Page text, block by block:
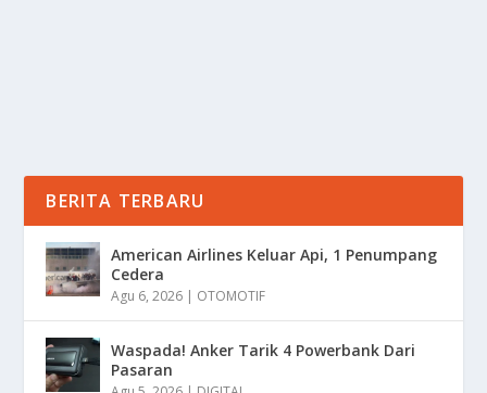
BERITA TERBARU
American Airlines Keluar Api, 1 Penumpang
Cedera
Agu 6, 2026 | OTOMOTIF
Waspada! Anker Tarik 4 Powerbank Dari
Pasaran